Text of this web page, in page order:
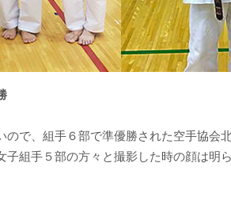
ので、組手６部で準優勝された空手協会
子組手５部の方々と撮影した時の顔は明